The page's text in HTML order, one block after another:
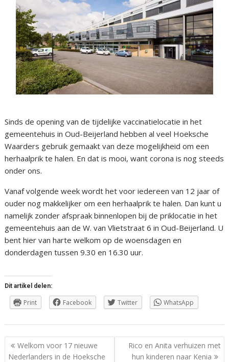
Sinds de opening van de tijdelijke vaccinatielocatie in het
gemeentehuis in Oud-Beijerland hebben al veel Hoeksche
Waarders gebruik gemaakt van deze mogelijkheid om een
herhaalprik te halen. En dat is mooi, want corona is nog steeds
onder ons.
Vanaf volgende week wordt het voor iedereen van 12 jaar of
ouder nog makkelijker om een herhaalprik te halen. Dan kunt u
namelijk zonder afspraak binnenlopen bij de priklocatie in het
gemeentehuis aan de W. van Vlietstraat 6 in Oud-Beijerland. U
bent hier van harte welkom op de woensdagen en
donderdagen tussen 9.30 en 16.30 uur.
Dit artikel delen:
Print Facebook Twitter WhatsApp
Berichtnavigatie
Welkom voor 17 nieuwe
Nederlanders in de Hoeksche
Rico en Anita verhuizen met
hun kinderen naar Kenia